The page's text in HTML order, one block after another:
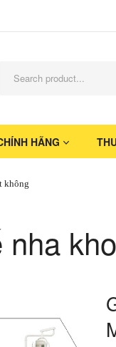
HÃNG
không
nha